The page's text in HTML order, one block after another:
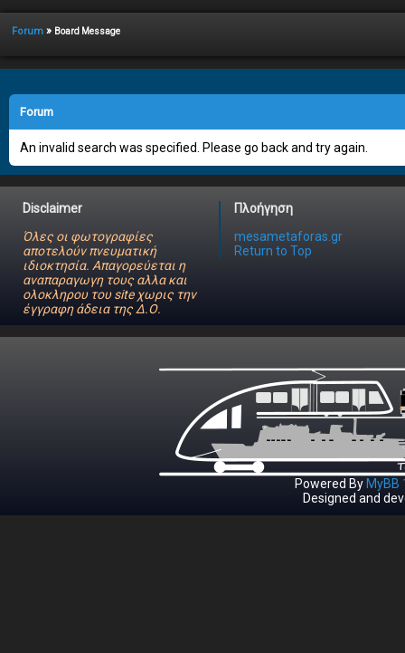
Forum » Board Message
Forum
An invalid search was specified. Please go back and try again.
Disclaimer
Όλες οι φωτογραφίες
αποτελούν πνευματική
ιδιοκτησία. Απαγορεύεται η
αναπαραγωγη τους αλλα και
ολοκληρου του site χωρις την
έγγραφη άδεια της Δ.Ο.
Πλοήγηση
mesametaforas.gr
Return to Top
Powered By MyBB
Designed and